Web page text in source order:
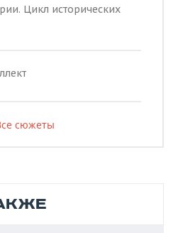
Цикл исторических
сюжеты